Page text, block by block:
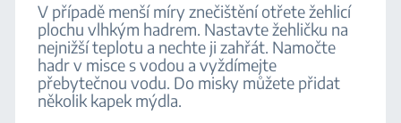
V případě menší míry znečištění otřete žehlicí
plochu vlhkým hadrem. Nastavte žehličku na
nejnižší teplotu a nechte ji zahřát. Namočte
hadr v misce s vodou a vyždímejte
přebytečnou vodu. Do misky můžete přidat
několik kapek mýdla.